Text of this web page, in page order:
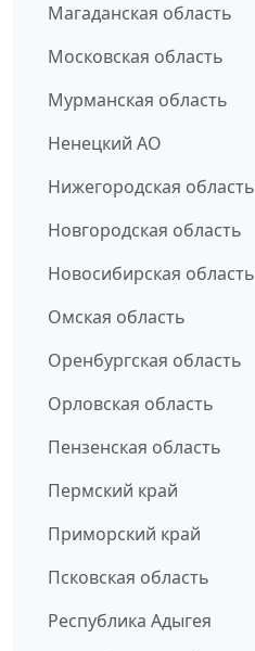
Магаданская область
Московская область
Мурманская область
Ненецкий АО
Нижегородская область
Новгородская область
Новосибирская область
Омская область
Оренбургская область
Орловская область
Пензенская область
Пермский край
Приморский край
Псковская область
Республика Адыгея